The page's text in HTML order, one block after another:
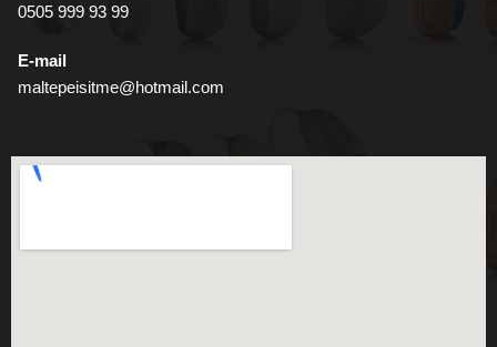
0505 999 93 99
E-mail
maltepeisitme@hotmail.com